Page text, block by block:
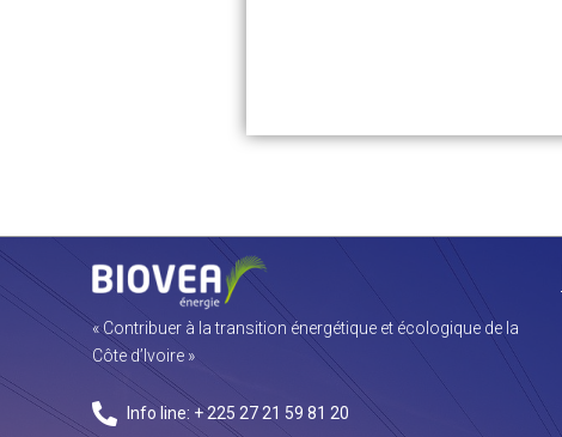
« Contribuer à la transition énergétique et écologique de la
Côte d’Ivoire »
Info line: + 225 27 21 59 81 20